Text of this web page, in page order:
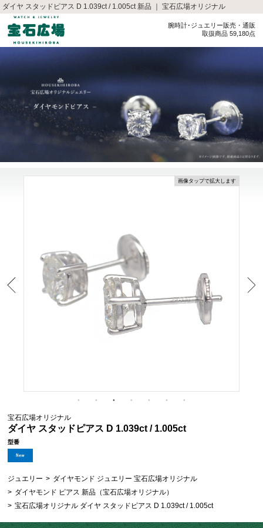
ダイヤ スタッドピアス D 1.039ct / 1.005ct 新品 ｜ 宝石広場オリジナル
腕時計･ジュエリー販売・通販
取扱商品 59,180点
画像タップで拡大します
宝石広場オリジナル
ダイヤ スタッドピアス D 1.039ct / 1.005ct
型番
ジュエリー > ダイヤモンド ジュエリー 宝石広場オリジナル
> ダイヤモンド ピアス 新品（宝石広場オリジナル）
> 宝石広場オリジナル ダイヤ スタッドピアス D 1.039ct / 1.005ct